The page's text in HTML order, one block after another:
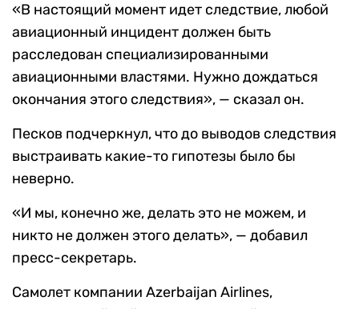
«В настоящий момент идет следствие, любой
авиационный инцидент должен быть
расследован специализированными
авиационными властями. Нужно дождаться
окончания этого следствия», — сказал он.
Песков подчеркнул, что до выводов следствия
выстраивать какие-то гипотезы было бы
неверно.
«И мы, конечно же, делать это не можем, и
никто не должен этого делать», — добавил
пресс-секретарь.
Самолет компании Azerbaijan Airlines,